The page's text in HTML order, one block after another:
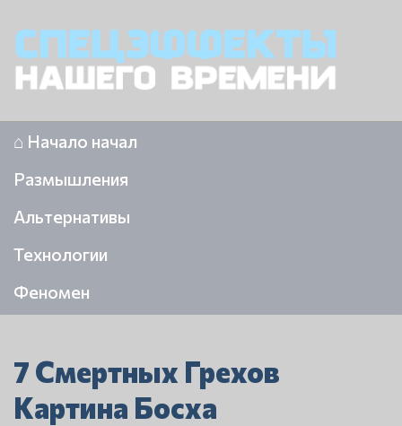
⌂ Начало начал
Размышления
Альтернативы
Технологии
Феномен
7 Смертных Грехов
Картина Босха